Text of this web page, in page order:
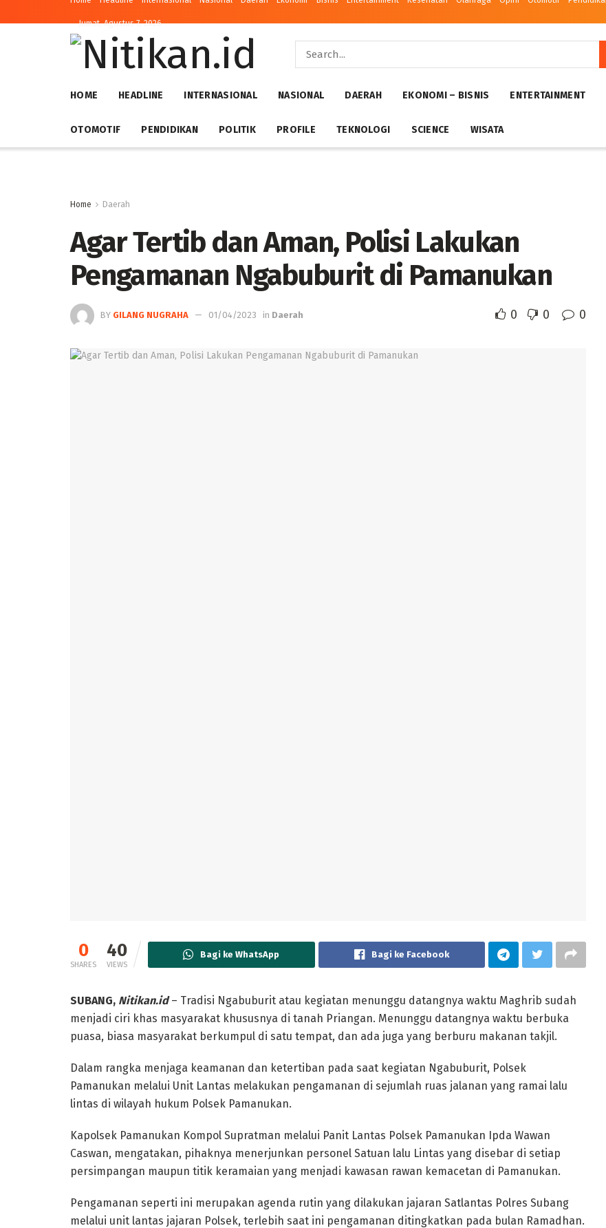
Jumat, Agustus 7, 2026
HOME HEADLINE INTERNASIONAL NASIONAL DAERAH EKONOMI – BISNIS ENTERTAINMENT
OTOMOTIF PENDIDIKAN POLITIK PROFILE TEKNOLOGI SCIENCE WISATA
Home Daerah
Agar Tertib dan Aman, Polisi Lakukan
Pengamanan Ngabuburit di Pamanukan
BY GILANG NUGRAHA 01/04/2023 in Daerah 0 0 0
0
SHARES
40
VIEWS
Bagi ke WhatsApp Bagi ke Facebook
SUBANG, Nitikan.id– Tradisi Ngabuburit atau kegiatan menunggu datangnya waktu Maghrib sudah
menjadi ciri khas masyarakat khususnya di tanah Priangan. Menunggu datangnya waktu berbuka
puasa, biasa masyarakat berkumpul di satu tempat, dan ada juga yang berburu makanan takjil.
Dalam rangka menjaga keamanan dan ketertiban pada saat kegiatan Ngabuburit, Polsek
Pamanukan melalui Unit Lantas melakukan pengamanan di sejumlah ruas jalanan yang ramai lalu
lintas di wilayah hukum Polsek Pamanukan.
Kapolsek Pamanukan Kompol Supratman melalui Panit Lantas Polsek Pamanukan Ipda Wawan
Caswan, mengatakan, pihaknya menerjunkan personel Satuan lalu Lintas yang disebar di setiap
persimpangan maupun titik keramaian yang menjadi kawasan rawan kemacetan di Pamanukan.
Pengamanan seperti ini merupakan agenda rutin yang dilakukan jajaran Satlantas Polres Subang
melalui unit lantas jajaran Polsek, terlebih saat ini pengamanan ditingkatkan pada bulan Ramadhan.